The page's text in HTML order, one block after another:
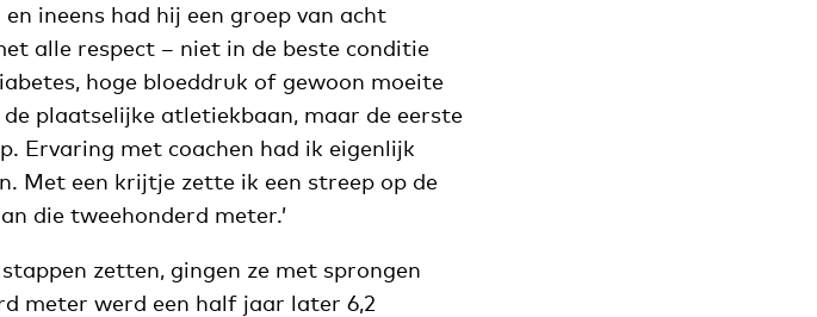
ineens had hij een groep van acht
alle respect – niet in de beste conditie
hoge bloeddruk of gewoon moeite
plaatselijke atletiekbaan, maar de eerste
Ervaring met coachen had ik eigenlijk
Met een krijtje zette ik een streep op de
die tweehonderd meter.’
zetten, gingen ze met sprongen
meter werd een half jaar later 6,2